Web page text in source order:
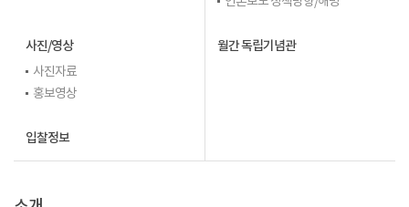
사진/영상
사진자료
홍보영상
월간 독립기념관
입찰정보